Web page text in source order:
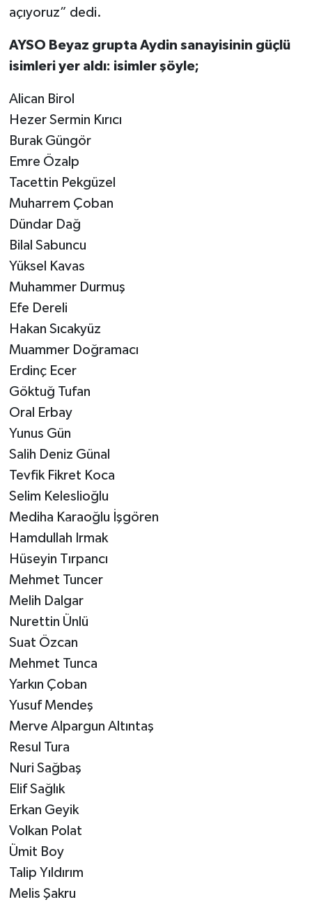
açıyoruz” dedi.
AYSO Beyaz grupta Aydin sanayisinin güçlü
isimleri yer aldı: isimler şöyle;
Alican Birol
Hezer Sermin Kırıcı
Burak Güngör
Emre Özalp
Tacettin Pekgüzel
Muharrem Çoban
Dündar Dağ
Bilal Sabuncu
Yüksel Kavas
Muhammer Durmuş
Efe Dereli
Hakan Sıcakyüz
Muammer Doğramacı
Erdinç Ecer
Göktuğ Tufan
Oral Erbay
Yunus Gün
Salih Deniz Günal
Tevfik Fikret Koca
Selim Keleslioğlu
Mediha Karaoğlu İşgören
Hamdullah Irmak
Hüseyin Tırpancı
Mehmet Tuncer
Melih Dalgar
Nurettin Ünlü
Suat Özcan
Mehmet Tunca
Yarkın Çoban
Yusuf Mendeş
Merve Alpargun Altıntaş
Resul Tura
Nuri Sağbaş
Elif Sağlık
Erkan Geyik
Volkan Polat
Ümit Boy
Talip Yıldırım
Melis Şakru